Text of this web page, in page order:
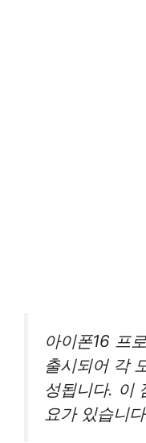
아이폰16 프
출시되어 각
성됩니다. 이
요가 있습니